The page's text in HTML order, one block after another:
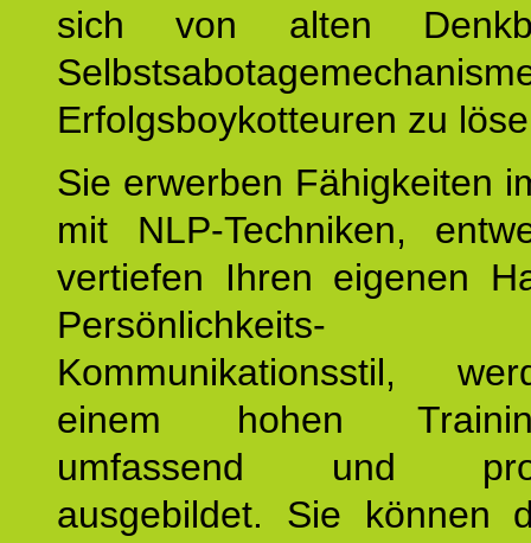
sich von alten
Erfolgsboykotteuren zu
Sie erwerben Fähigkeiten
mit NLP-Techniken,
vertiefen Ihren eigenen
Kommunikationsstil,
einem hohen
umfassend und
ausgebildet. Sie können